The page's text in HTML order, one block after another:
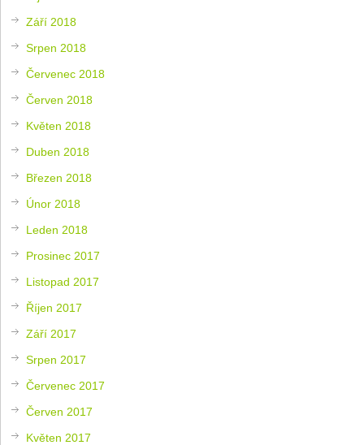
Září 2018
Srpen 2018
Červenec 2018
Červen 2018
Květen 2018
Duben 2018
Březen 2018
Únor 2018
Leden 2018
Prosinec 2017
Listopad 2017
Říjen 2017
Září 2017
Srpen 2017
Červenec 2017
Červen 2017
Květen 2017